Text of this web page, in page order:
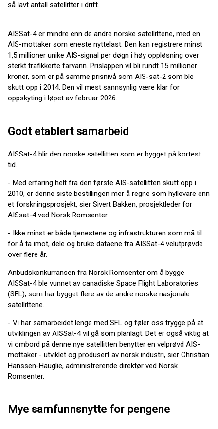
så lavt antall satellitter i drift.
AISSat-4 er mindre enn de andre norske satellittene, med en
AIS-mottaker som eneste nyttelast. Den kan registrere minst
1,5 millioner unike AIS-signal per døgn i høy oppløsning over
sterkt trafikkerte farvann. Prislappen vil bli rundt 15 millioner
kroner, som er på samme prisnivå som AIS-sat-2 som ble
skutt opp i 2014. Den vil mest sannsynlig være klar for
oppskyting i løpet av februar 2026.
Godt etablert samarbeid
AISSat-4 blir den norske satellitten som er bygget på kortest
tid.
- Med erfaring helt fra den første AIS-satellitten skutt opp i
2010, er denne siste bestillingen mer å regne som hyllevare enn
et forskningsprosjekt, sier Sivert Bakken, prosjektleder for
AISsat-4 ved Norsk Romsenter.
- Ikke minst er både tjenestene og infrastrukturen som må til
for å ta imot, dele og bruke dataene fra AISSat-4 velutprøvde
over flere år.
Anbudskonkurransen fra Norsk Romsenter om å bygge
AISSat-4 ble vunnet av canadiske Space Flight Laboratories
(SFL), som har bygget flere av de andre norske nasjonale
satellittene.
- Vi har samarbeidet lenge med SFL og føler oss trygge på at
utviklingen av AISSat-4 vil gå som planlagt. Det er også viktig at
vi ombord på denne nye satellitten benytter en velprøvd AIS-
mottaker - utviklet og produsert av norsk industri, sier Christian
Hanssen-Hauglie, administrerende direktør ved Norsk
Romsenter.
Mye samfunnsnytte for pengene